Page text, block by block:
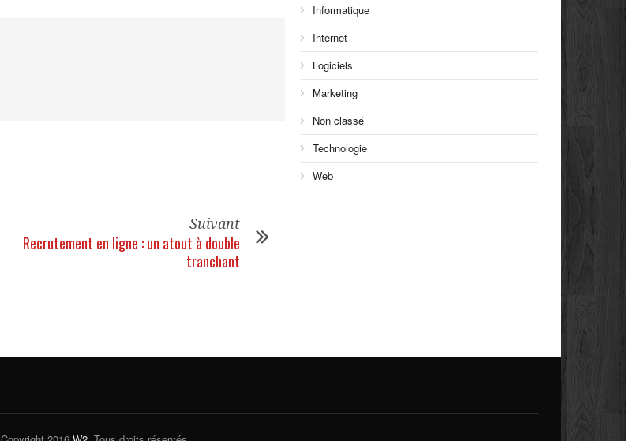
Suivant
Recrutement en ligne : un atout à double
tranchant
Informatique
Internet
Logiciels
Marketing
Non classé
Technologie
Web